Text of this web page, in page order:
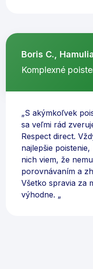
Boris C.,
Komplexné
„S akýmkoľvek
sa veľmi rád
Respect direct.
najlepšie
nich viem, že
porovnávaním a
Všetko spravia za
výhodne. „